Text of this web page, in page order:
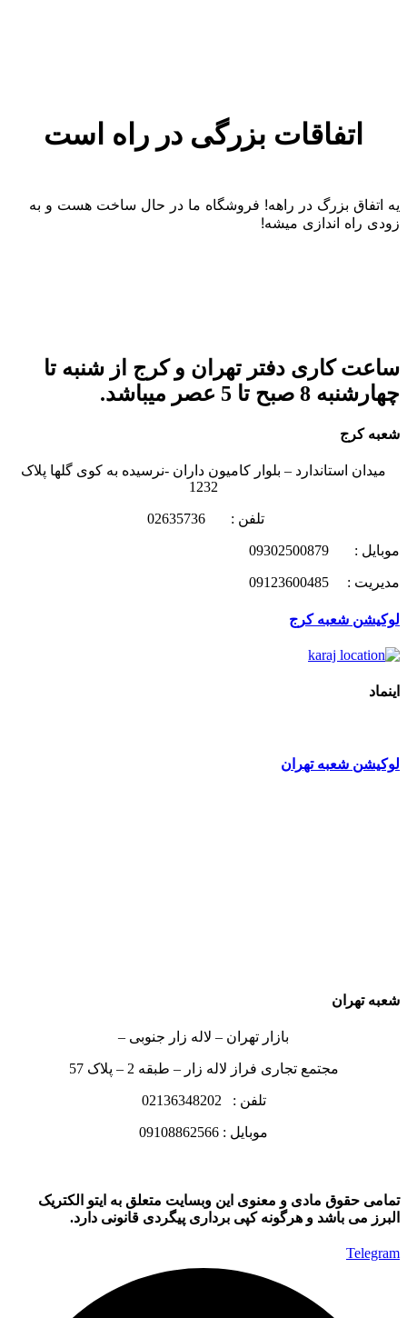
اتفاقات بزرگی در راه است
یه اتفاق بزرگ در راهه! فروشگاه ما در حال ساخت هست و به
زودی راه اندازی میشه!
ساعت کاری دفتر تهران و کرج از شنبه تا
چهارشنبه 8 صبح تا 5 عصر میباشد.
شعبه کرج
میدان استاندارد – بلوار کامیون داران -نرسیده به کوی گلها پلاک
1232
تلفن : 02635736
موبایل : 09302500879
مدیریت : 09123600485
لوکیشن شعبه کرج
اینماد
لوکیشن شعبه تهران
شعبه تهران
بازار تهران – لاله زار جنوبی –
مجتمع تجاری فراز لاله زار – طبقه 2 – پلاک 57
تلفن : 02136348202
موبایل : 09108862566
تمامی حقوق مادی و معنوی این وبسایت متعلق به ایتو الکتریک
البرز می باشد و هرگونه کپی برداری پیگردی قانونی دارد.
Telegram